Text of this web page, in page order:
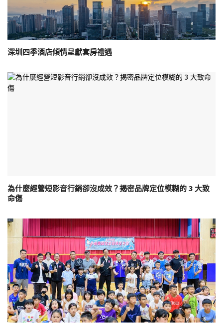
深圳四季酒店傾情呈獻套房禮遇
為什麼經營短影音行銷卻沒成效？揭密品牌定位模糊的 3 大致
命傷